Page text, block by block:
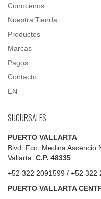
Conocenos
Nuestra Tienda
Productos
Marcas
Pagos
Contacto
EN
SUCURSALES
PUERTO VALLARTA
Blvd. Fco. Medina
Vallarta. C.P. 48335
+52 322 2091599 / +52 322
PUERTO VALLARTA